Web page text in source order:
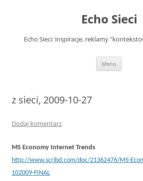
Echo Sieci
Echo Sieci: inspiracje, reklamy
Menu
z sieci, 2009-10-27
Dodaj komentarz
MS Economy Internet Trends
http://www.scribd.com/doc/21362476/MS-
102009-FINAL